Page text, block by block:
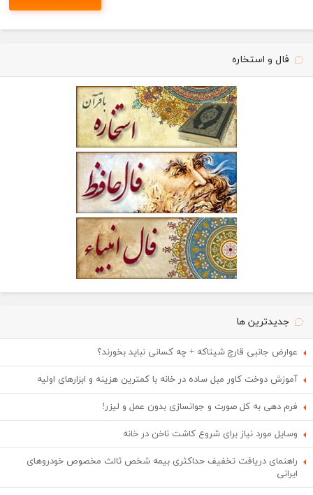
فال و استخاره
جدیدترین ها
عوارض جانبی قارچ شیتاکه + چه کسانی نباید بخورند؟
آموزش دوخت کاور مبل ساده در خانه با کمترین هزینه و ابزارهای اولیه
فرم دهی به کل صورت و جوانسازی بدون عمل و لیزر!
وسایل مورد نیاز برای شروع کاشت ناخن در خانه
راهنمای دریافت تخفیف حداکثری بیمه شخص ثالث مخصوص خودروهای
ایرانی